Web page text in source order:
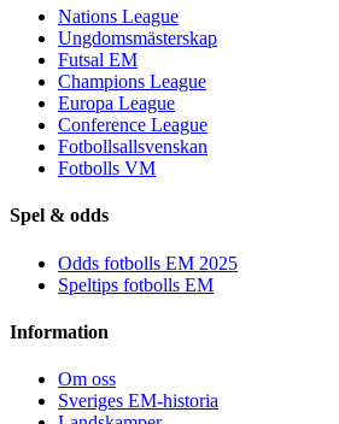
Nations League
Ungdomsmästerskap
Futsal EM
Champions League
Europa League
Conference League
Fotbollsallsvenskan
Fotbolls VM
Spel & odds
Odds fotbolls EM 2025
Speltips fotbolls EM
Information
Om oss
Sveriges EM-historia